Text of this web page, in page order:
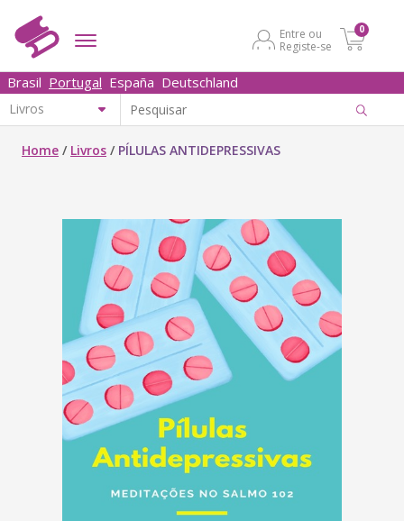
Entre ou
Registe-se
0
Brasil Portugal España Deutschland
Home / Livros / PÍLULAS ANTIDEPRESSIVAS